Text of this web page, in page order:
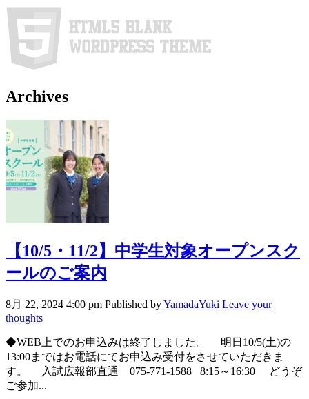
Archives
【10/5・11/2】中学生対象オープンスク
ールのご案内
8月 22, 2024 4:00 pm Published byYamadaYuki Leave your
thoughts
◆WEB上でのお申込みは終了しました。 明日10/5(土)の
13:00まではお電話にてお申込み受付をさせていただきま
す。 入試広報部直通 075-771-1588 8:15～16:30 どうぞ
ご参加...